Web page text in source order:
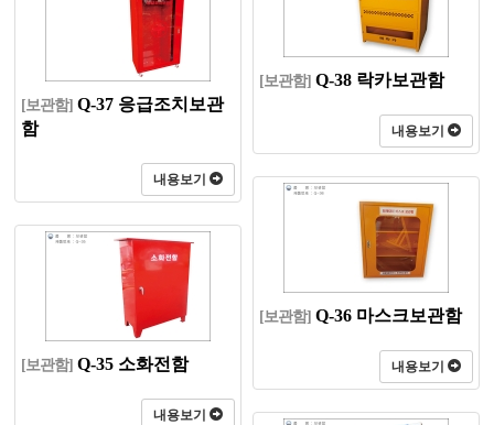
[보관함] Q-38 락카보관함
내용보기
[보관함] Q-37 응급조치보관
함
내용보기
[보관함] Q-36 마스크보관함
내용보기
[보관함] Q-35 소화전함
내용보기